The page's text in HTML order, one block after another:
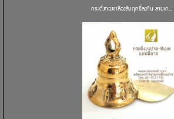
กระดิ่งทองเหลืองสัมฤทธิ์ลงหิน ลายเก...